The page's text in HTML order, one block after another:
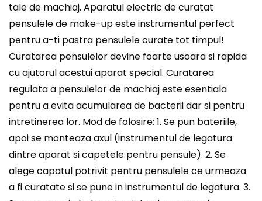
tale de machiaj. Aparatul electric de curatat
pensulele de make-up este instrumentul perfect
pentru a-ti pastra pensulele curate tot timpul!
Curatarea pensulelor devine foarte usoara si rapida
cu ajutorul acestui aparat special. Curatarea
regulata a pensulelor de machiaj este esentiala
pentru a evita acumularea de bacterii dar si pentru
intretinerea lor. Mod de folosire: 1. Se pun bateriile,
apoi se monteaza axul (instrumentul de legatura
dintre aparat si capetele pentru pensule). 2. Se
alege capatul potrivit pentru pensulele ce urmeaza
a fi curatate si se pune in instrumentul de legatura. 3.